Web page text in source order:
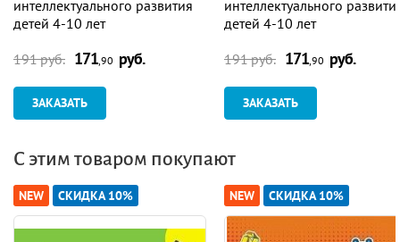
интеллектуального развития
детей 4-10 лет
191 руб. 171,90 руб.
ЗАКАЗАТЬ
интеллектуального
детей 4-10 лет
191 руб. 171,90 руб.
ЗАКАЗАТЬ
С этим товаром покупают
NEW СКИДКА 10% NEW СКИДКА 10%